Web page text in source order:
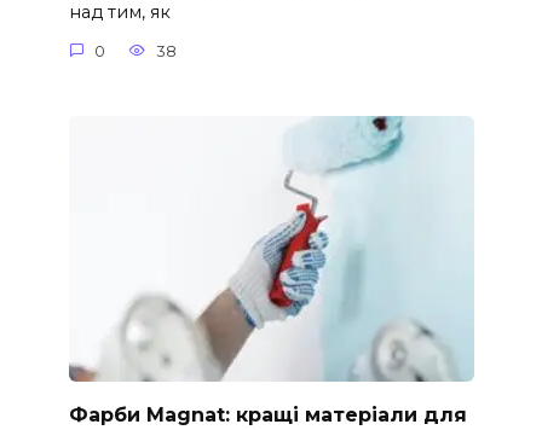
над тим, як
0 38
Фарби Magnat: кращі матеріали для